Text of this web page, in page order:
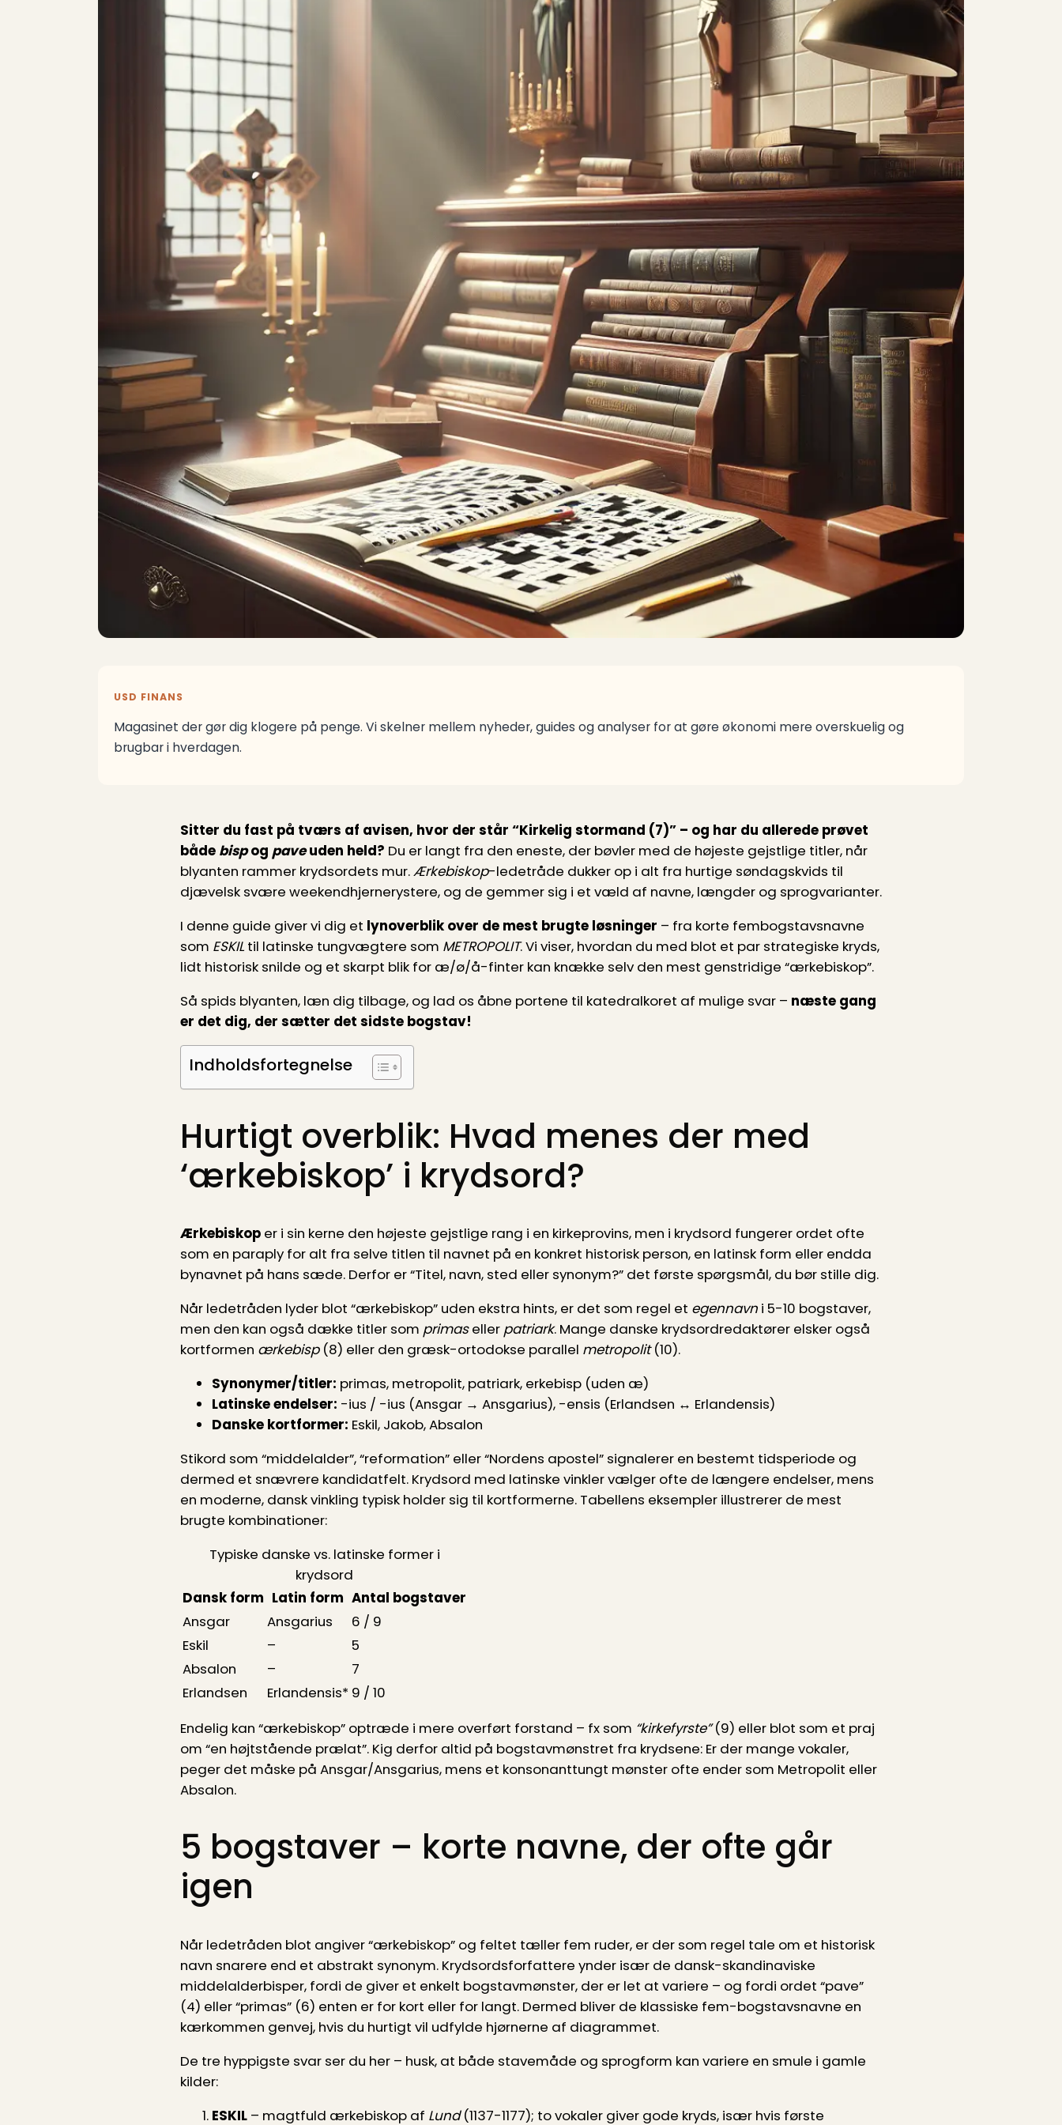
USD FINANS
Magasinet der gør dig klogere på penge. Vi skelner mellem nyheder, guides og analyser for at gøre økonomi mere overskuelig og
brugbar i hverdagen.
Sitter du fast på tværs af avisen, hvor der står “Kirkelig stormand (7)” – og har du allerede prøvet
både bispog paveuden held? Du er langt fra den eneste, der bøvler med de højeste gejstlige titler, når
blyanten rammer krydsordets mur.Ærkebiskop-ledetråde dukker op i alt fra hurtige søndags­kvids til
djævelsk svære weekend­hjernerystere, og de gemmer sig i et væld af navne, længder og sprogvarianter.
I denne guide giver vi dig et lyn­overblik over de mest brugte løsninger – fra korte fem­bogstavsnavne
som ESKIL til latinske tungvægtere som METROPOLIT. Vi viser, hvordan du med blot et par strategiske kryds,
lidt historisk snilde og et skarpt blik for æ/ø/å-finter kan knække selv den mest genstridige “ærkebiskop”.
Så spids blyanten, læn dig tilbage, og lad os åbne portene til katedralkoret af mulige svar – næste gang
er det dig, der sætter det sidste bogstav!
Indholdsfortegnelse
Hurtigt overblik: Hvad menes der med
‘ærkebiskop’ i krydsord?
Ærkebiskop er i sin kerne den højeste gejstlige rang i en kirkeprovins, men i krydsord fungerer ordet ofte
som en paraply for alt fra selve titlen til navnet på en konkret historisk person, en latinsk form eller endda
bynavnet på hans sæde. Derfor er “Titel, navn, sted eller synonym?” det første spørgsmål, du bør stille dig.
Når ledetråden lyder blot “ærkebiskop” uden ekstra hints, er det som regel et egennavn i 5-10 bogstaver,
men den kan også dække titler som primaseller patriark. Mange danske krydsordredaktører elsker også
kortformen ærkebisp(8) eller den græsk-ortodokse parallel metropolit(10).
Synonymer/titler: primas, metropolit, patriark, erkebisp (uden æ)
Latinske endelser: -ius / -ius (Ansgar → Ansgarius), -ensis (Erlandsen ↔ Erlandensis)
Danske kortformer: Eskil, Jakob, Absalon
Stikord som “middelalder”, “reformation” eller “Nordens apostel” signalerer en bestemt tidsperiode og
dermed et snævrere kandidatfelt. Krydsord med latinske vinkler vælger ofte de længere endelser, mens
en moderne, dansk vinkling typisk holder sig til kortformerne. Tabellens eksempler illustrerer de mest
brugte kombinationer:
Typiske danske vs. latinske former i
krydsord
Dansk form Latin form Antal bogstaver
Ansgar
Ansgarius
6 / 9
Eskil
–
5
Absalon
–
7
Erlandsen
Erlandensis* 9 / 10
Endelig kan “ærkebiskop” optræde i mere overført forstand – fx som “kirkefyrste”(9) eller blot som et praj
om “en højtstående prælat”. Kig derfor altid på bogstavmønstret fra krydsene: Er der mange vokaler,
peger det måske på Ansgar/Ansgarius, mens et konsonanttungt mønster ofte ender som Metropolit eller
Absalon.
5 bogstaver – korte navne, der ofte går
igen
Når ledetråden blot angiver “ærkebiskop” og feltet tæller fem ruder, er der som regel tale om et historisk
navn snarere end et abstrakt synonym. Krydsordsforfattere ynder især de dansk-skandinaviske
middelalderbisper, fordi de giver et enkelt bogstavmønster, der er let at variere – og fordi ordet “pave”
(4) eller “primas” (6) enten er for kort eller for langt. Dermed bliver de klassiske fem-bogstavsnavne en
kærkommen genvej, hvis du hurtigt vil udfylde hjørnerne af diagrammet.
De tre hyppigste svar ser du her – husk, at både stavemåde og sprogform kan variere en smule i gamle
kilder:
ESKIL – magtfuld ærkebiskop af Lund(1137-1177); to vokaler giver gode kryds, især hvis første